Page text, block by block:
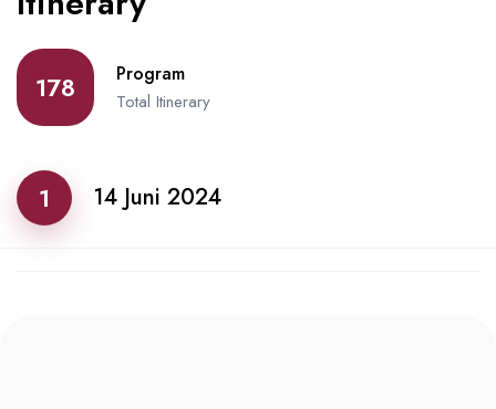
178 Program
Total Itinerary
1 14 Juni 2024